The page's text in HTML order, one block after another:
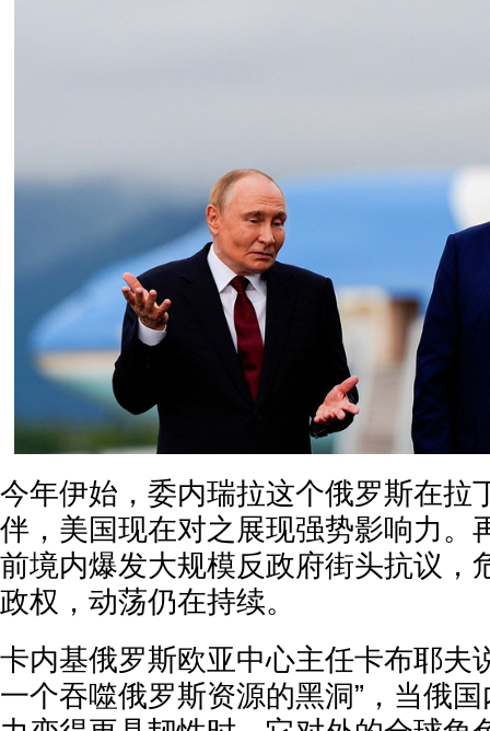
今年伊始，委内瑞拉这个俄罗斯在拉
伴，美国现在对之展现强势影响力。
前境内爆发大规模反政府街头抗议，
政权，动荡仍在持续。
卡内基俄罗斯欧亚中心主任卡布耶夫
一个吞噬俄罗斯资源的黑洞”，当俄